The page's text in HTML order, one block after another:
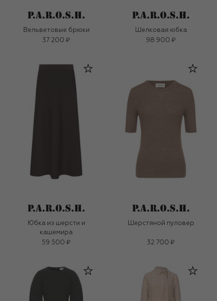
Вельветовые брюки
37 200 ₽
Шелковая юбка
98 900 ₽
Юбка из шерсти и
кашемира
59 500 ₽
Шерстяной пуловер
32 700 ₽